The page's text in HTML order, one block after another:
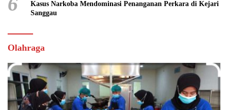
Kasus Narkoba Mendominasi Penanganan Perkara di Kejari
Sanggau
Olahraga